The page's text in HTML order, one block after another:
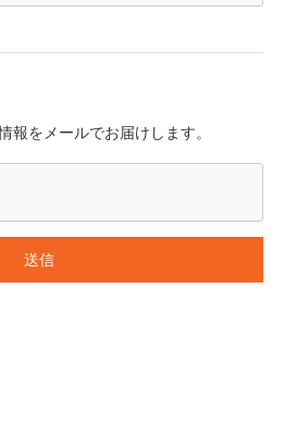
報をメールでお届けします。